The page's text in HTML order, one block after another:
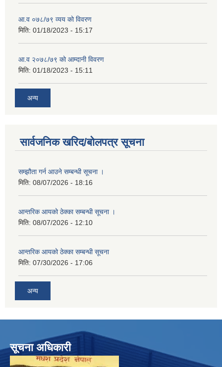
आ.व ०७८/७९ व्यय को विवरण
मिति: 01/18/2023 - 15:17
आ.व २०७८/७९ को आम्दानी विवरण
मिति: 01/18/2023 - 15:11
अन्य
सार्वजनिक खरिद/बोलपत्र सूचना
सम्झौता गर्न आउने सम्बन्धी सूचना ।
मिति: 08/07/2026 - 18:16
आन्तरिक आयको ठेक्का सम्बन्धी सूचना ।
मिति: 08/07/2026 - 12:10
आन्तरिक आयको ठेक्का सम्बन्धी सूचना
मिति: 07/30/2026 - 17:06
अन्य
सूचना अधिकारी